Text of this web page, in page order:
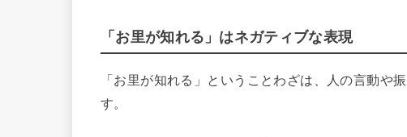
「お里が知れる」はネガティブな表現
「お里が知れる」ということわざは、人の言動や
す。